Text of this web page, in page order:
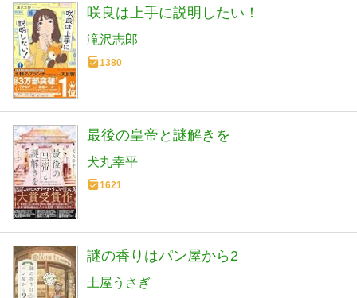
咲良は上手に説明したい！
滝沢志郎
1380
最後の皇帝と謎解きを
犬丸幸平
1621
謎の香りはパン屋から2
土屋うさぎ